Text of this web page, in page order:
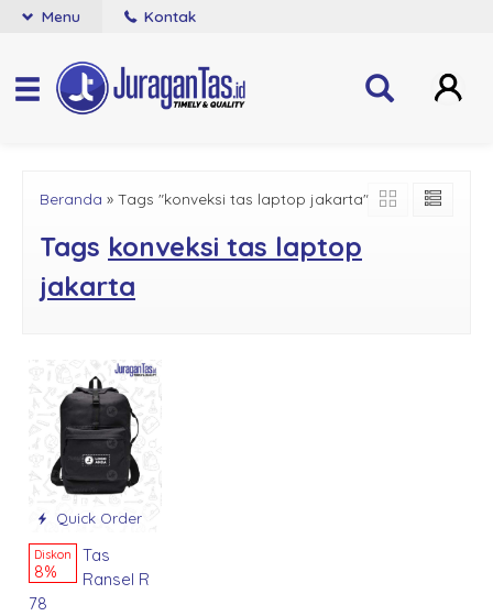
Menu Kontak
Beranda » Tags "konveksi tas laptop jakarta"
Tags konveksi tas laptop
jakarta
Quick Order
Diskon
8%
Tas
Ransel R
78